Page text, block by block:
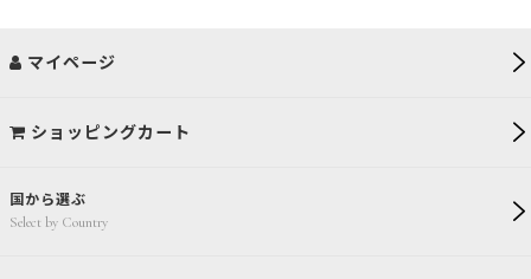
国から選ぶ
Select by Country
マイページ
ショッピングカート